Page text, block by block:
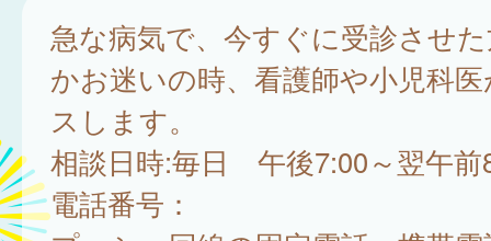
急な病気で、今すぐに受診させ
かお迷いの時、看護師や小児科
スします。
相談日時:毎日 午後7:00～翌午前
電話番号：